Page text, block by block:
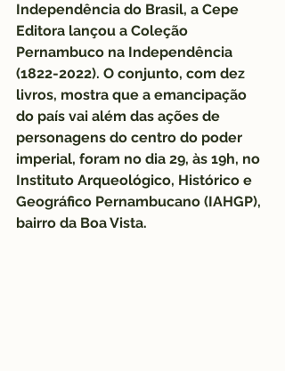
Independência do Brasil, a Cepe
Editora lançou a Coleção
Pernambuco na Independência
(1822-2022). O conjunto, com dez
livros, mostra que a emancipação
do país vai além das ações de
personagens do centro do poder
imperial, foram no dia 29, às 19h, no
Instituto Arqueológico, Histórico e
Geográfico Pernambucano (IAHGP),
bairro da Boa Vista.